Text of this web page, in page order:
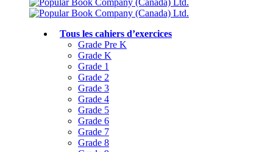
Tous les cahiers d’exercices
Grade Pre K
Grade K
Grade 1
Grade 2
Grade 3
Grade 4
Grade 5
Grade 6
Grade 7
Grade 8